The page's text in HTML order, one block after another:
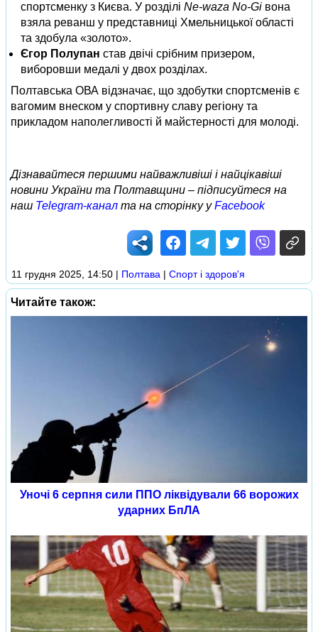
спортсменку з Києва. У розділі Ne-waza No-Gi вона
взяла реванш у представниці Хмельницької області
та здобула «золото».
Єгор Полупан став двічі срібним призером,
виборовши медалі у двох розділах.
Полтавська ОВА відзначає, що здобутки спортсменів є
вагомим внеском у спортивну славу регіону та
прикладом наполегливості й майстерності для молоді.
Дізнавайтеся першими найважливіші і найцікавіші
новини України та Полтавщини – підписуйтеся на
наш Telegram-канал та на сторінку уFacebook
11 грудня 2025, 14:50 | Полтава | Спорт і здоров'я
Читайте також:
Уночі 6 серпня сили ППО ліквідували 66 ворожих
ударних БпЛА